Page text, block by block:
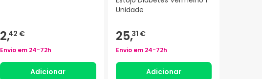
2,42 €
Envio em 24-72h
Adicionar
Unidade
25,31 €
Envio em 24-72h
Adicionar